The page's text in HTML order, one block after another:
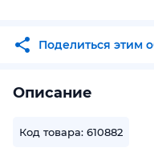
Поделиться этим
Описание
Код товара: 610882